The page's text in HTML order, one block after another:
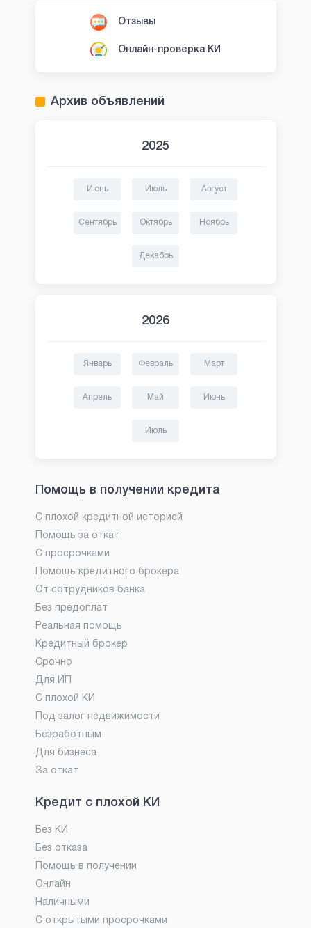
Отзывы
Онлайн-проверка КИ
Архив объявлений
2025
Июнь Июль Август
Сентябрь Октябрь Ноябрь
Декабрь
2026
Январь Февраль Март
Апрель Май Июнь
Июль
Помощь в получении кредита
С плохой кредитной историей
Помощь за откат
С просрочками
Помощь кредитного брокера
От сотрудников банка
Без предоплат
Реальная помощь
Кредитный брокер
Срочно
Для ИП
С плохой КИ
Под залог недвижимости
Безработным
Для бизнеса
За откат
Кредит с плохой КИ
Без КИ
Без отказа
Помощь в получении
Онлайн
Наличными
С открытыми просрочками